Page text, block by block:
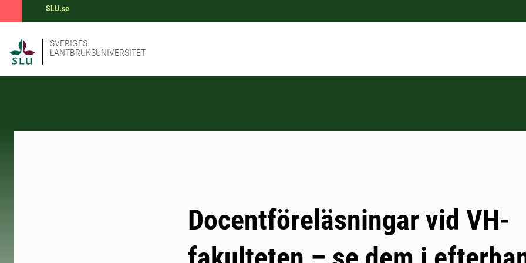
SLU.se
SVERIGES
LANTBRUKSUNIVERSITET
Docentföreläsningar vid VH-